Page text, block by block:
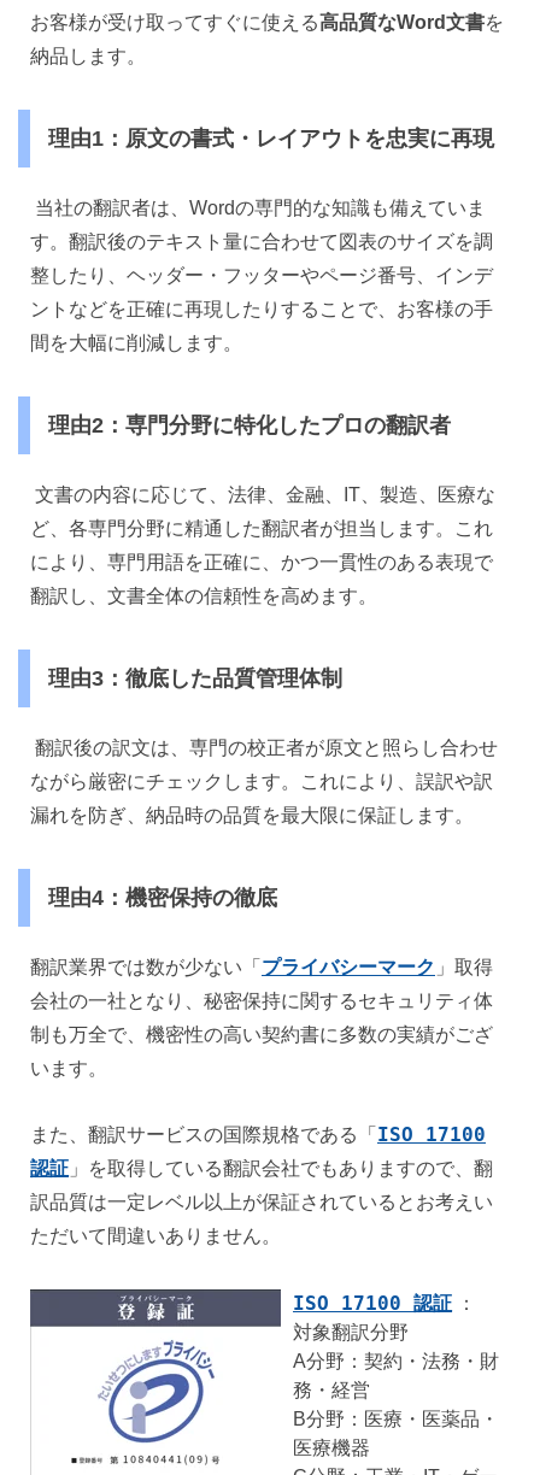
お客様が受け取ってすぐに使える高品質なWord文書を
納品します。
理由1：原文の書式・レイアウトを忠実に再現
当社の翻訳者は、Wordの専門的な知識も備えていま
す。翻訳後のテキスト量に合わせて図表のサイズを調
整したり、ヘッダー・フッターやページ番号、インデ
ントなどを正確に再現したりすることで、お客様の手
間を大幅に削減します。
理由2：専門分野に特化したプロの翻訳者
文書の内容に応じて、法律、金融、IT、製造、医療な
ど、各専門分野に精通した翻訳者が担当します。これ
により、専門用語を正確に、かつ一貫性のある表現で
翻訳し、文書全体の信頼性を高めます。
理由3：徹底した品質管理体制
翻訳後の訳文は、専門の校正者が原文と照らし合わせ
ながら厳密にチェックします。これにより、誤訳や訳
漏れを防ぎ、納品時の品質を最大限に保証します。
理由4：機密保持の徹底
翻訳業界では数が少ない 「プライバシーマーク 」 取得
会社の一社となり、秘密保持に関するセキュリティ体
制も万全で、機密性の高い契約書に多数の実績がござ
います。
また、翻訳サービスの国際規格である 「ISO 17100
認証 」
を取得している翻訳会社でもありますので、翻
訳品質は一定レベル以上が保証されているとお考えい
ただいて間違いありません。
ISO 17100 認証 ：
対象翻訳分野
A分野：契約・法務・財
務・経営
B分野：医療・医薬品・
医療機器